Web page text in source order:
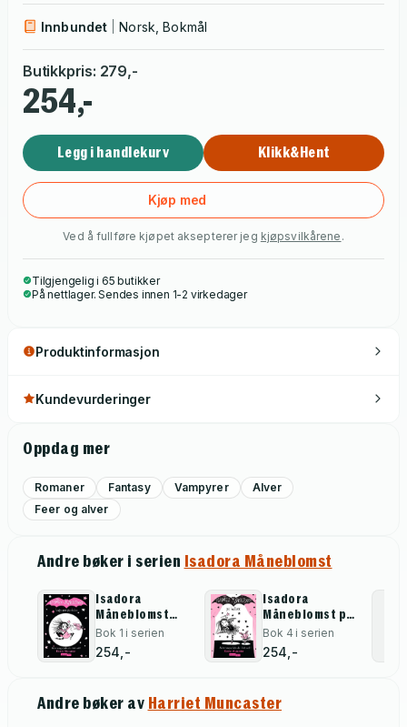
og Rosa Kanin. Rekker hun å finne dem igjen før alvelysene
Innbundet Norsk, Bokmål
Butikkpris: 279,-
254,-
Legg i handlekurv Klikk&Hent
Kjøp med
Ved å fullføre kjøpet aksepterer jeg kjøpsvilkårene .
Tilgjengelig i 65 butikker
På nettlager. Sendes innen 1-2 virkedager
Produktinformasjon
Kundevurderinger
Oppdag mer
Romaner Fantasy Vampyrer
Alver
Feer og alver
Andre bøker i serien Isadora Måneblomst
Isadora
Måneblomst
begynner på
skolen
Bok 1 i serien
254,-
Isadora
Måneblomst på
ballett
Bok 4 i serien
254,-
Andre bøker av Harriet Muncaster